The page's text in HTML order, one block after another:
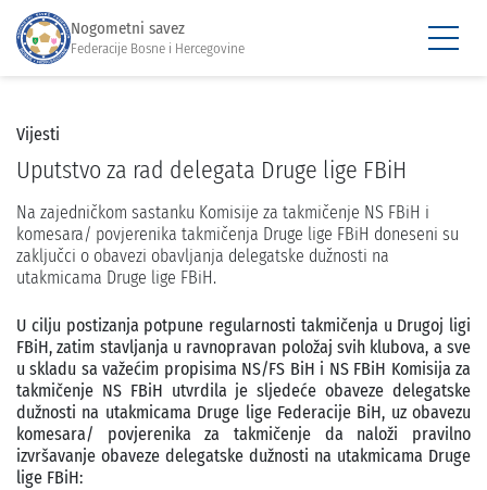
Nogometni savez
Federacije Bosne i Hercegovine
Vijesti
Uputstvo za rad delegata Druge lige FBiH
Na zajedničkom sastanku Komisije za takmičenje NS FBiH i
komesara/ povjerenika takmičenja Druge lige FBiH doneseni su
zaključci o obavezi obavljanja delegatske dužnosti na
utakmicama Druge lige FBiH.
U cilju postizanja potpune regularnosti takmičenja u Drugoj ligi
FBiH, zatim stavljanja u ravnopravan položaj svih klubova, a sve
u skladu sa važećim propisima NS/FS BiH i NS FBiH Komisija za
takmičenje NS FBiH utvrdila je sljedeće obaveze delegatske
dužnosti na utakmicama Druge lige Federacije BiH, uz obavezu
komesara/ povjerenika za takmičenje da naloži pravilno
izvršavanje obaveze delegatske dužnosti na utakmicama Druge
lige FBiH: